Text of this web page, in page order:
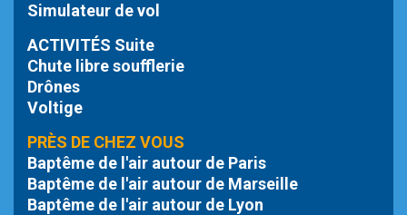
Simulateur de vol
ACTIVITÉS Suite
Chute libresoufflerie
Drônes
Voltige
PRÈS DE CHEZ VOUS
Baptême de l'air autour de Paris
Baptême de l'air autour de Marseille
Baptême de l'air autour de Lyon